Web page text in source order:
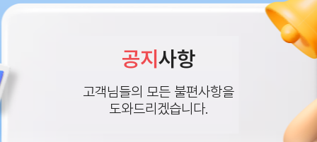
공지 사항
고객님들의 모든 불편사항을
도와드리겠습니다.